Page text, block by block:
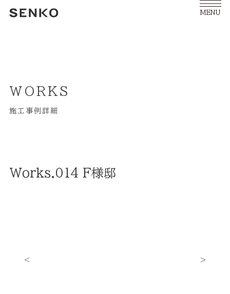
MENU
WORKS
施工事例詳細
Works.014 F様邸